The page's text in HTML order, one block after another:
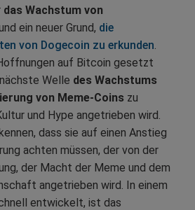
das Wachstum von
ein neuer Grund, die
von Dogecoin zu erkunden.
auf Bitcoin gesetzt
Welle des Wachstums
von Meme-Coins zu
und Hype angetrieben wird.
dass sie auf einen Anstieg
achten müssen, der von der
der Macht der Meme und dem
angetrieben wird. In einem
entwickelt, ist das